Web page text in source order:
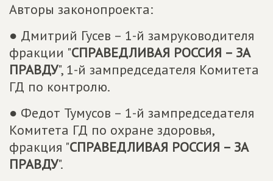
Авторы законопроекта:
● Дмитрий Гусев – 1-й замруководителя
фракции "СПРАВЕДЛИВАЯ РОССИЯ – ЗА
ПРАВДУ", 1-й зампредседателя Комитета
ГД по контролю.
● Федот Тумусов – 1-й зампредседателя
Комитета ГД по охране здоровья,
фракция "СПРАВЕДЛИВАЯ РОССИЯ – ЗА
ПРАВДУ".